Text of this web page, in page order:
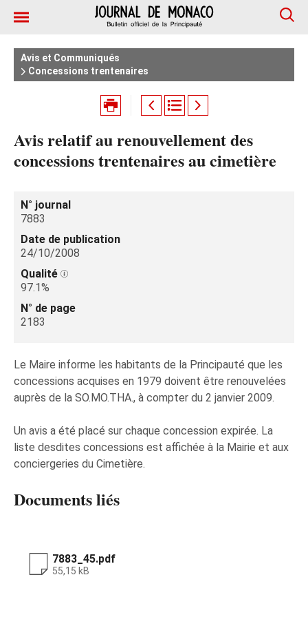
Avis et Communiqués
Concessions trentenaires
Avis relatif au renouvellement des
concessions trentenaires au cimetière
N° journal
7883
Date de publication
24/10/2008
Qualité
97.1%
N° de page
2183
Le Maire informe les habitants de la Principauté que les
concessions acquises en 1979 doivent être renouvelées
auprès de la SO.MO.THA., à compter du 2 janvier 2009.
Un avis a été placé sur chaque concession expirée. La
liste desdites concessions est affichée à la Mairie et aux
conciergeries du Cimetière.
Documents liés
7883_45.pdf
55,15 kB